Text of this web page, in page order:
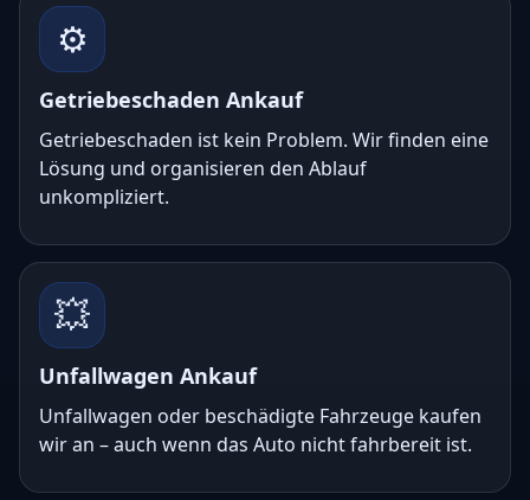
⚙️
Getriebeschaden Ankauf
Getriebeschaden ist kein Problem. Wir finden eine
Lösung und organisieren den Ablauf
unkompliziert.
💥
Unfallwagen Ankauf
Unfallwagen oder beschädigte Fahrzeuge kaufen
wir an – auch wenn das Auto nicht fahrbereit ist.